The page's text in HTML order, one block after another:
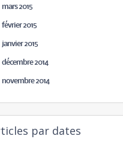
mars 2015
février 2015
janvier 2015
décembre 2014
novembre 2014
par dates